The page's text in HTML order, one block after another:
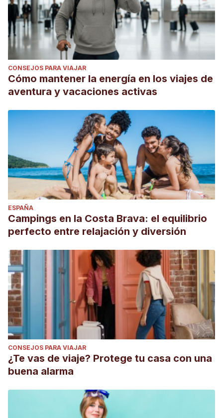
CONSEJOS PARA VIAJAR
Cómo mantener la energía en los viajes de
aventura y vacaciones activas
ESPAÑA
Campings en la Costa Brava: el equilibrio
perfecto entre relajación y diversión
CONSEJOS PARA VIAJAR
¿Te vas de viaje? Protege tu casa con una
buena alarma